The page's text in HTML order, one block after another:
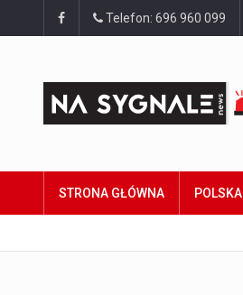
Telefon: 696 960 099
STRONA GŁÓWNA POLSKA